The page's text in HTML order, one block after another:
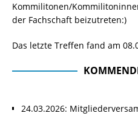
Kommilitonen/
der Fachschaft beizutreten:)
Das letzte Treffen fand am
24.03.2026: